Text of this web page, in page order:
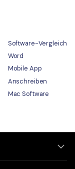
Software-Vergleich
Word
Mobile App
Anschreiben
Mac Software